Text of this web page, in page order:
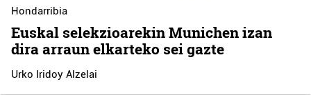
Hondarribia
Euskal selekzioarekin Munichen izan
dira arraun elkarteko sei gazte
Urko Iridoy Alzelai